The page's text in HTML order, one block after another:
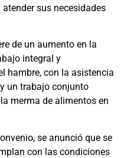
sus necesidades
de un aumento en la
integral y
hambre, con la asistencia
un trabajo conjunto
merma de alimentos en
se anunció que se
con las condiciones